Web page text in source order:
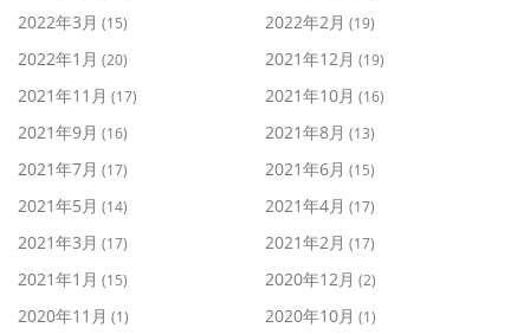
2022年3月 (15) 2022年2月 (19)
2022年1月 (20) 2021年12月 (19)
2021年11月 (17) 2021年10月 (16)
2021年9月 (16) 2021年8月 (13)
2021年7月 (17) 2021年6月 (15)
2021年5月 (14) 2021年4月 (17)
2021年3月 (17) 2021年2月 (17)
2021年1月 (15) 2020年12月 (2)
2020年11月 (1) 2020年10月 (1)